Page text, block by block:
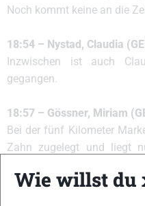
Noch kommt keine an die
18:54 – Nystad, Claudia
Inzwischen ist auch
gegangen.
18:57 – Gössner, Miriam
Bei der fünf Kilometer
Zahn zugelegt und liegt
Wie willst du